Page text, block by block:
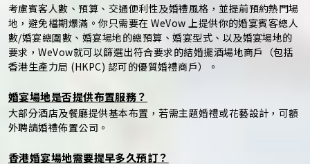
考慮賓客人數、預算、交通便利性及婚禮風格，並提前預約熱門場
地，避免檔期爆滿。你只需要在 WeVow 上提供你的婚宴賓客總人
數/婚宴總圍數、婚宴場地的總預算、婚宴型式、以及婚宴場地的
要求，WeVow就可以篩選出符合要求的結婚擺酒場地商戶（包括
香港生產力局 (HKPC) 認可的優質婚禮商戶）。
婚宴場地是否提供布置服務？
大部分酒店及餐廳提供基本布置，若需主題婚禮或花藝設計，可額
外聘請婚禮佈置公司。
香港婚宴場地需要提早多久預訂？